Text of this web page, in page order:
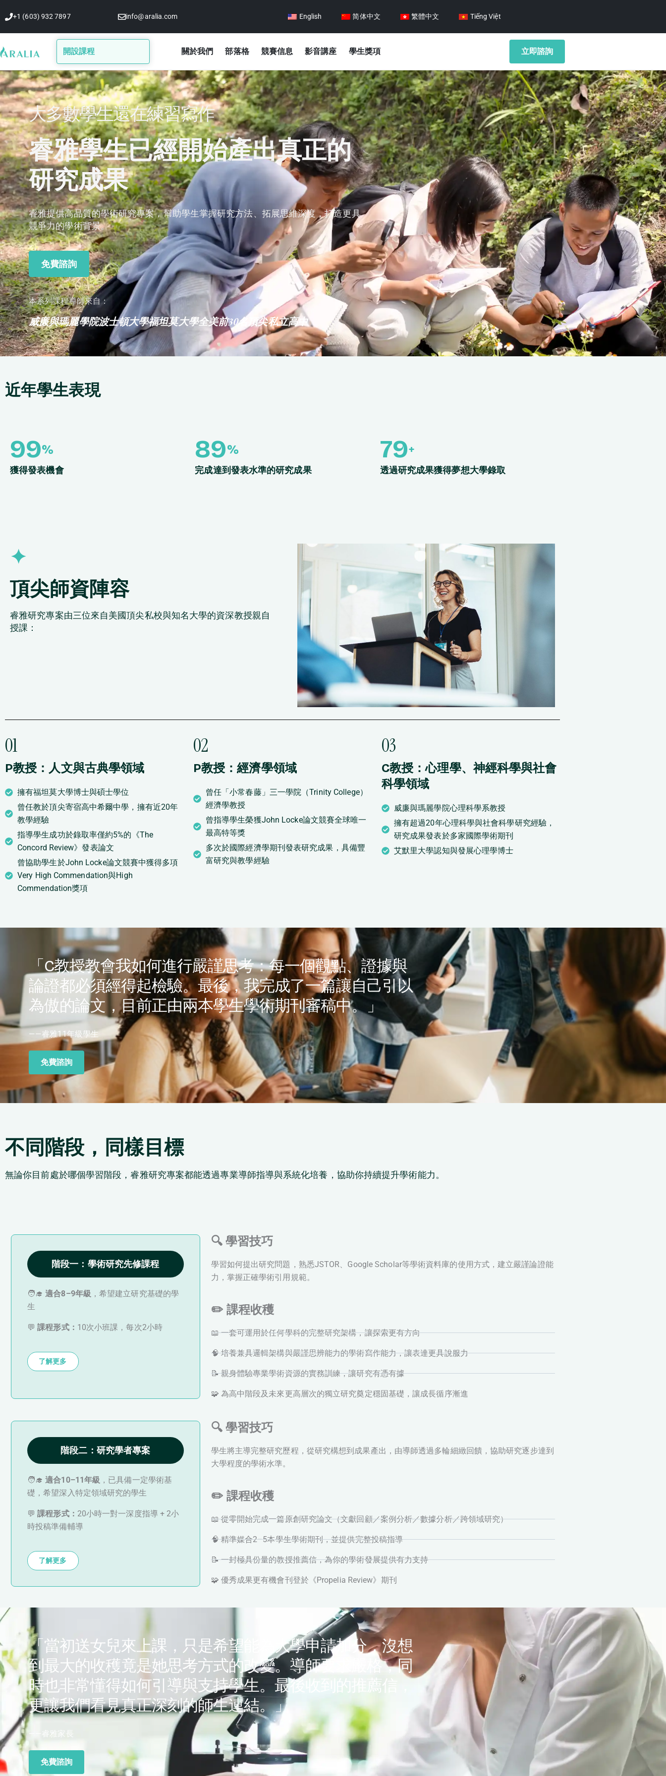
至
主
要
內
容
+1 (603) 932 7897 info@aralia.com English 简体中文 繁體中文 Tiếng Việt
開設課程 關於我們 部落格 競賽信息 影音講座 學生獎項 立即諮詢
大多數學生還在練習寫作
睿雅學生已經開始產出真正的
研究成果
睿雅提供高品質的學術研究專案，幫助學生掌握研究方法、拓展思維深度，打造更具
競爭力的學術背景。
免費諮詢
本系列課程導師來自：
威廉與瑪麗學院波士頓大學福坦莫大學全美前30名頂尖私立高中
近年學生表現
獲得發表機會
100%
完成達到發表水準的研究成果
90%
透過研究成果獲得夢想大學錄取
80+
✦
頂尖師資陣容
睿雅研究專案由三位來自美國頂尖私校與知名大學的資深教授親自
授課：
01
P教授：人文與古典學領域
擁有福坦莫大學博士與碩士學位
曾任教於頂尖寄宿高中希爾中學，擁有近20年
教學經驗
指導學生成功於錄取率僅約5%的《The
Concord Review》發表論文
曾協助學生於John Locke論文競賽中獲得多項
Very High Commendation與High
Commendation獎項
02
P教授：經濟學領域
曾任「小常春藤」三一學院（Trinity College）
經濟學教授
曾指導學生榮獲John Locke論文競賽全球唯一
最高特等獎
多次於國際經濟學期刊發表研究成果，具備豐
富研究與教學經驗
03
C教授：心理學、神經科學與社會
科學領域
威廉與瑪麗學院心理科學系教授
擁有超過20年心理科學與社會科學研究經驗，
研究成果發表於多家國際學術期刊
艾默里大學認知與發展心理學博士
「C教授教會我如何進行嚴謹思考：每一個觀點、證據與
論證都必須經得起檢驗。最後，我完成了一篇讓自己引以
為傲的論文，目前正由兩本學生學術期刊審稿中。」
——睿雅11年級學生
免費諮詢
不同階段，同樣目標
無論你目前處於哪個學習階段，睿雅研究專案都能透過專業導師指導與系統化培養，協助你持續提升學術能力。
階段一：學術研究先修課程
🧑‍🎓適合8–9年級 ，希望建立研究基礎的學
生
💬課程形式： 10次小班課，每次2小時
了解更多
🔍 學習技巧
學習如何提出研究問題，熟悉JSTOR、Google Scholar等學術資料庫的使用方式，建立嚴謹論證能
力，掌握正確學術引用規範。
✏️ 課程收穫
📖 一套可運用於任何學科的完整研究架構，讓探索更有方向
🧠 培養兼具邏輯架構與嚴謹思辨能力的學術寫作能力，讓表達更具說服力
📝 親身體驗專業學術資源的實務訓練，讓研究有憑有據
🧩 為高中階段及未來更高層次的獨立研究奠定穩固基礎，讓成長循序漸進
階段二：研究學者專案
🧑‍🎓適合10–11年級 ，已具備一定學術基
礎，希望深入特定領域研究的學生
💬課程形式： 20小時一對一深度指導 + 2小
時投稿準備輔導
了解更多
🔍 學習技巧
學生將主導完整研究歷程，從研究構想到成果產出，由導師透過多輪細緻回饋，協助研究逐步達到
大學程度的學術水準。
✏️ 課程收穫
📖 從零開始完成一篇原創研究論文（文獻回顧／案例分析／數據分析／跨領域研究）
🧠 精準媒合2–5本學生學術期刊，並提供完整投稿指導
📝 一封極具份量的教授推薦信，為你的學術發展提供有力支持
🧩 優秀成果更有機會刊登於《Propelia Review》期刊
「當初送女兒來上課，只是希望能為大學申請加分，沒想
到最大的收穫竟是她思考方式的改變。導師要求嚴格，同
時也非常懂得如何引導與支持學生。最後收到的推薦信，
更讓我們看見真正深刻的師生連結。」
——睿雅家長
免費諮詢